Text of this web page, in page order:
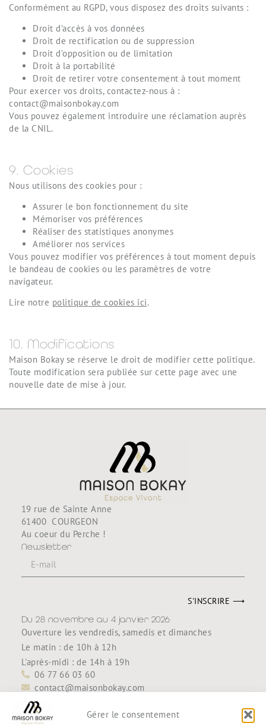
Gérer le consentement
Conformément au RGPD, vous disposez des droits suivants :
Droit d’accès à vos données
Droit de rectification ou de suppression
Droit d’opposition ou de limitation
Droit à la portabilité
Droit de retirer votre consentement à tout moment
Pour exercer vos droits, contactez-nous à :
contact@maisonbokay.com
Vous pouvez également introduire une réclamation auprès
de la CNIL.
9. Cookies
Nous utilisons des cookies pour :
Assurer le bon fonctionnement du site
Mémoriser vos préférences
Réaliser des statistiques anonymes
Améliorer nos services
Vous pouvez modifier vos préférences à tout moment depuis
le bandeau de cookies ou les paramètres de votre
navigateur.
Lire notre politique de cookies ici.
10. Modifications
Maison Bokay se réserve le droit de modifier cette politique.
Toute modification sera publiée sur cette page avec une
nouvelle date de mise à jour.
19 rue de Sainte Anne
61400 COURGEON
Au coeur du Perche !
Newsletter
S'INSCRIRE ⟶
Du 28 novembre au 4 janvier 2026
Ouverture les vendredis, samedis et dimanches
Le matin : de 10h à 12h
L'après-midi : de 14h à 19h
06 77 66 03 60
contact@maisonbokay.com
Découvrir
Accueil